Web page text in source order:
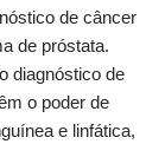
de câncer
de próstata.
diagnóstico de
o poder de
e linfática,